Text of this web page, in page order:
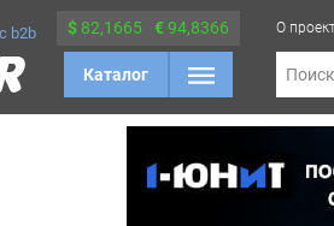
b2b $ 82,1665 €94,8366
Каталог
О
Поиск